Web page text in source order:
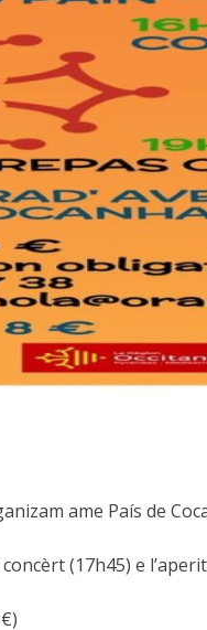
ame País de
(17h45) e